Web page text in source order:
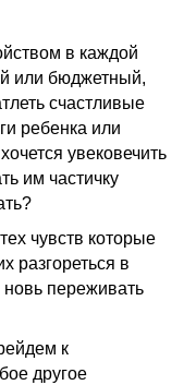
в каждой
или бюджетный,
счастливые
ребенка или
увековечить
им частичку
чувств которые
разгореться в
переживать
к
другое